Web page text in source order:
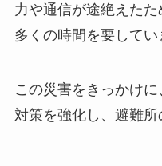
力や通信が途絶えた
多くの時間を要してい
この災害をきっかけ
対策を強化し、避難所